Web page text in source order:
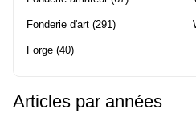
Fonderie d'art (291)
Forge (40)
Articles par années